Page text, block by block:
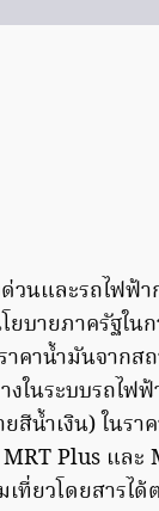
วนและรถไฟฟ้า
บายภาครัฐใน
าคาน้ำมันจากส
งในระบบรถไฟ
น้ำเงิน) ในรา
Plus และ
ที่ยวโดยสารได้